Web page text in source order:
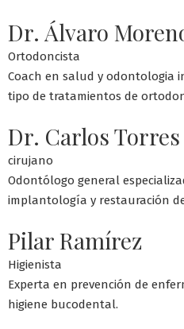
Dr. Álvaro
Ortodoncista
Coach en salud y odontologia
tipo de tratamientos de
Dr. Carlos Torres
cirujano
Odontólogo general
implantología y restauración
Pilar Ramírez
Higienista
Experta en prevención de
higiene bucodental.